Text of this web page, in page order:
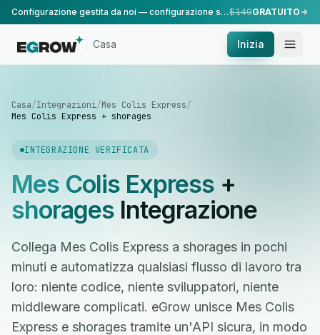
Configurazione gestita da noi — configurazione standard, eseguita dal nostro team.$149GRATUITO
Casa Inizia
Casa/Integrazioni/Mes Colis Express/
Mes Colis Express + shorages
INTEGRAZIONE VERIFICATA
Mes Colis Express+
shoragesIntegrazione
Collega Mes Colis Express a shorages in pochi
minuti e automatizza qualsiasi flusso di lavoro tra
loro: niente codice, niente sviluppatori, niente
middleware complicati. eGrow unisce Mes Colis
Express e shorages tramite un'API sicura, in modo